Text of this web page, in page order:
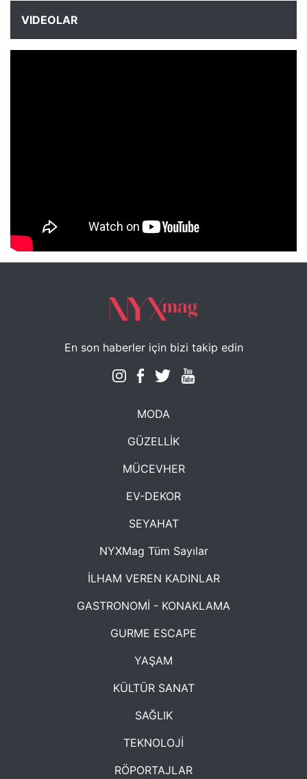
VIDEOLAR
NYXmag 2. Yaş Kutlama Etkinliği
En son haberler için bizi takip edin
MODA
GÜZELLİK
MÜCEVHER
EV-DEKOR
SEYAHAT
NYXMag Tüm Sayılar
İLHAM VEREN KADINLAR
GASTRONOMİ - KONAKLAMA
GURME ESCAPE
YAŞAM
KÜLTÜR SANAT
SAĞLIK
TEKNOLOJİ
RÖPORTAJLAR